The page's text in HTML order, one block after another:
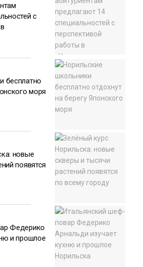
с
бесплатно
моря
новые
появятся
Федерико
и прошлое